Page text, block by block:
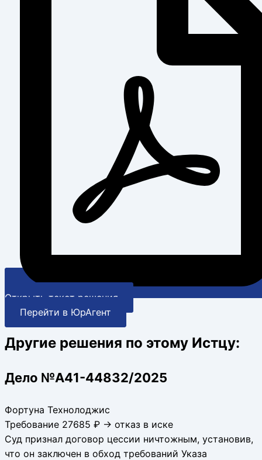
Открыть текст решения
Перейти в ЮрАгент
Другие решения по этому Истцу:
Дело №А41-44832/2025
Фортуна Технолоджис
Требование 27685 ₽ → отказ в иске
Суд признал договор цессии ничтожным, установив,
что он заключен в обход требований Указа